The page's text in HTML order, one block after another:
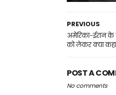
PREVIOUS
अमेरिका-ईरान के
को लेकर क्या
POST A
No comments